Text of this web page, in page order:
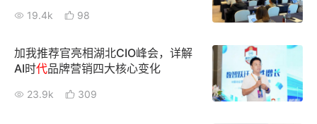
面对面聊增长
有赞春季发布会 实干家直播间
新零售大会 新零售茶会
19.4k 98
加我推荐官亮相湖北CIO峰会，详解
AI时代品牌营销四大核心变化
23.9k 309